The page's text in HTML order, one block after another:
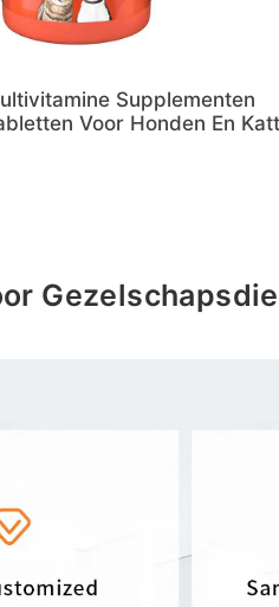
Supplementen
Voor Honden En